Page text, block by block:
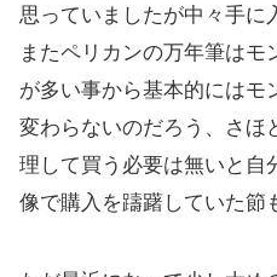
思っていましたが中々手に
またペリカンの万年筆はモ
が多い事から基本的にはモ
変わらないのだろう、さほ
理して買う必要は無いと自
像で購入を躊躇していた節